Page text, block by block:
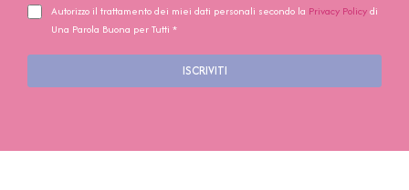
Autorizzo il trattamento dei miei dati personali secondo la Privacy Policydi
Una Parola Buona per Tutti *
ISCRIVITI